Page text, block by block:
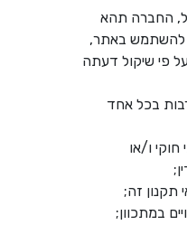
החברה תהא
להשתמש באתר,
פי שיקול דעתה
בכל אחד
ו/או
תקנון זה;
במתכוון;